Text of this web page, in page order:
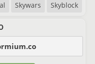
Skywars Skyblock